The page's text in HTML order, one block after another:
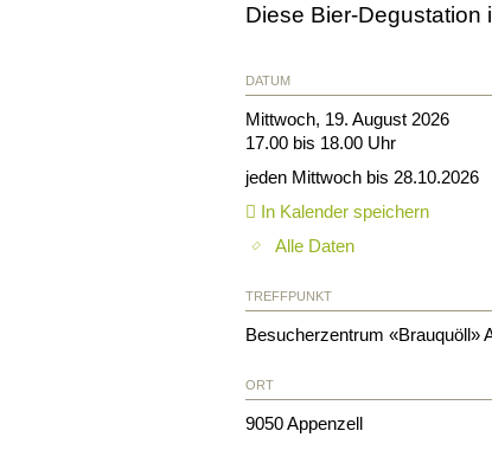
Diese Bier-Degustation
DATUM
Mittwoch, 19. August 2026
17.00 bis 18.00 Uhr
jeden Mittwoch bis 28.10.2026
In Kalender speichern
Alle Daten
TREFFPUNKT
Besucherzentrum «Brauquöll»
ORT
9050Appenzell